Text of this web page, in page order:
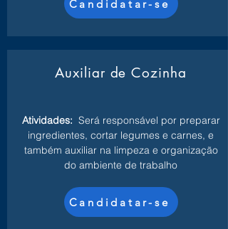
Candidatar-se
Auxiliar de Cozinha
Atividades: Será responsável por preparar
ingredientes, cortar legumes e carnes, e
também auxiliar na limpeza e organização
do ambiente de trabalho
Candidatar-se